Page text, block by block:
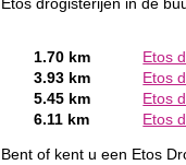
Etos drogisterijen in de
1.70 km
Etos
3.93 km
Etos
5.45 km
Etos
6.11 km
Etos
Bent of kent u een Etos